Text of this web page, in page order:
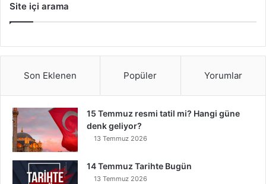
Site içi arama
Son Eklenen Popüler Yorumlar
15 Temmuz resmi tatil mi? Hangi güne
denk geliyor?
13 Temmuz 2026
14 Temmuz Tarihte Bugün
13 Temmuz 2026